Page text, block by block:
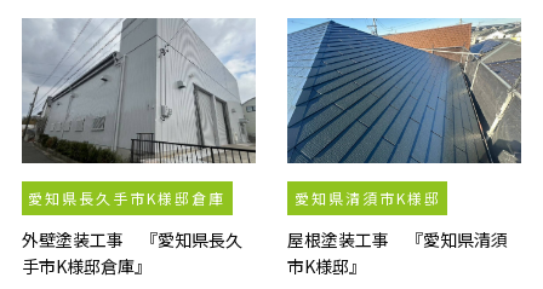
愛知県長久手市K様邸倉庫
外壁塗装工事 『愛知県長久
手市K様邸倉庫』
愛知県清須市K様邸
屋根塗装工事 『愛知県清須
市K様邸』